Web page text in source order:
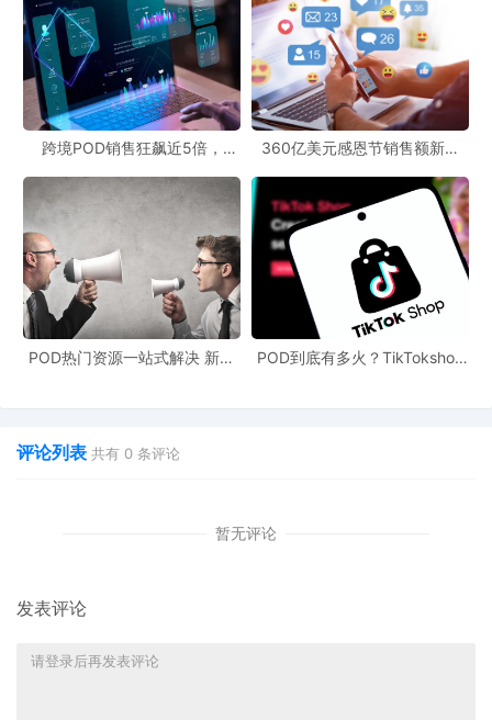
澳大利亚出台的婴幼儿睡眠产品新安全标准，虽然给跨境电商POD
模式带来了挑战，但也为企业提供了提升产品质量和市场竞争力的
机遇。企业应积极应对，加强合规管理，充分发挥POD商业模式的
优势，以适应新的市场环境。
跨境POD销售狂飙近5倍，
360亿美元感恩节销售额新纪
新风潮！
POD热门资源一站式解决 新手
POD到底有多火？TikTokshop
评论列表 共有 0 条评论
暂无评论
发表评论